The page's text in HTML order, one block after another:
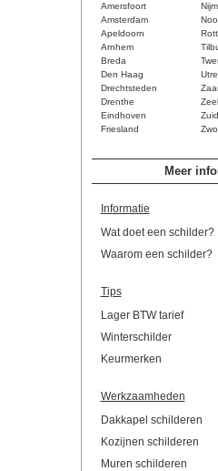
Amersfoort
Amsterdam
Apeldoorn
Arnhem
Breda
Den Haag
Drechtsteden
Drenthe
Eindhoven
Friesland
Meer
Informatie
Wat doet een schilder?
Waarom een schilder?
Tips
Lager BTW tarief
Winterschilder
Keurmerken
Werkzaamheden
Dakkapel schilderen
Kozijnen schilderen
Muren schilderen